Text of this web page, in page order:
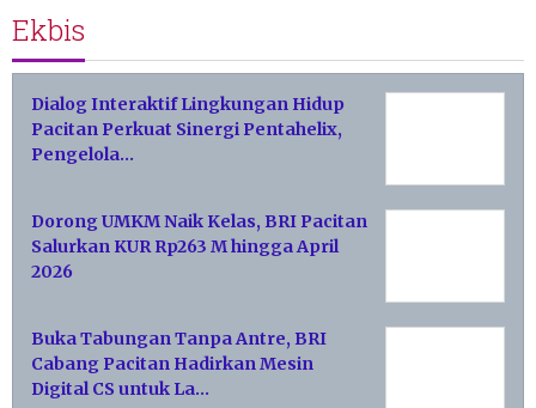
Ekbis
Dialog Interaktif Lingkungan Hidup
Pacitan Perkuat Sinergi Pentahelix,
Pengelola…
Dorong UMKM Naik Kelas, BRI Pacitan
Salurkan KUR Rp263 M hingga April
2026
Buka Tabungan Tanpa Antre, BRI
Cabang Pacitan Hadirkan Mesin
Digital CS untuk La…